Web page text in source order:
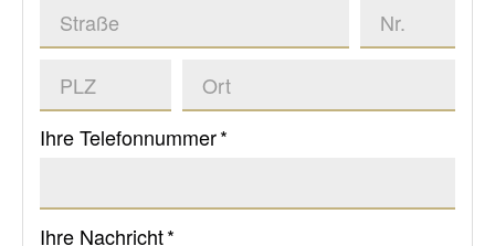
Ihre Telefonnummer *
Ihre Nachricht *